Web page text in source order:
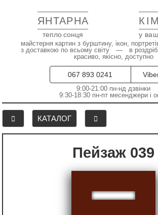
ЯНТАРНА
тепло сонця у
майстерня картин з бурштину, ікон,
з доставкою по всьому світу — в
красиво, якісно, доступно
067 893 0241
9:00-21:00 пн-нд дзвінки
9:30-18:30 пн-пт месенджери і
КАТАЛОГ
Пейзаж 039